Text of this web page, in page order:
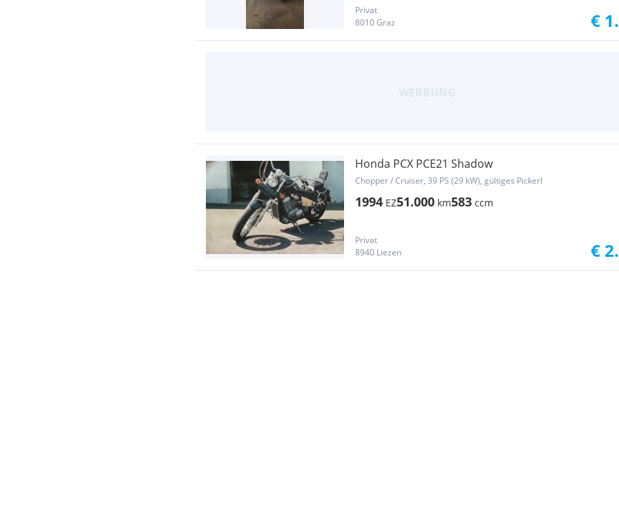
Privat
8010 Graz
€
Honda PCX PCE21 Shadow
Chopper / Cruiser, 39 PS (29 kW), gültiges Pickerl
1994 EZ51.000 km583 ccm
Privat
8940 Liezen
€